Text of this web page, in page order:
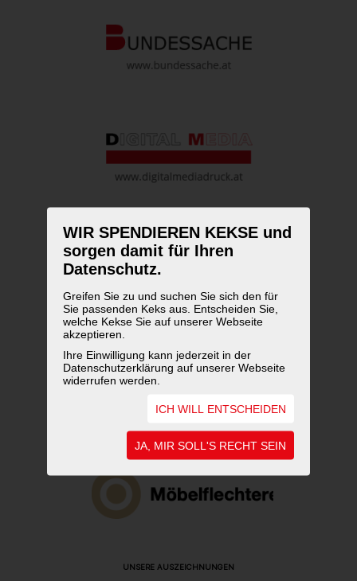
WIR SPENDIEREN KEKSE und
sorgen damit für Ihren
Datenschutz.
Greifen Sie zu und suchen Sie sich den für
Sie passenden Keks aus. Entscheiden Sie,
welche Kekse Sie auf unserer Webseite
akzeptieren.
Ihre Einwilligung kann jederzeit in der
Datenschutzerklärung auf unserer Webseite
widerrufen werden.
ICH WILL ENTSCHEIDEN
JA, MIR SOLL'S RECHT SEIN
UNSERE AUSZEICHNUNGEN